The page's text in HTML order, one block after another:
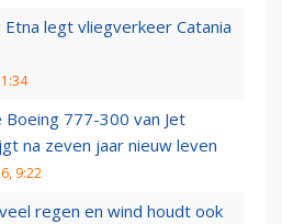
legt vliegverkeer Catania
Boeing 777-300 van Jet
na zeven jaar nieuw leven
9:22
regen en wind houdt ook